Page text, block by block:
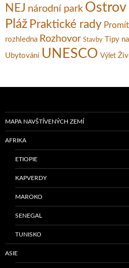
NEJ národní park Ostrov
Pláž Praktické rady
rozhledna Rozhovor Stavby Tipy
Ubytování UNESCO Výlet
MAPA NAVŠTÍVENÝCH ZEMÍ
AFRIKA
ETIOPIE
KAPVERDY
MAROKO
SENEGAL
TUNISKO
ASIE